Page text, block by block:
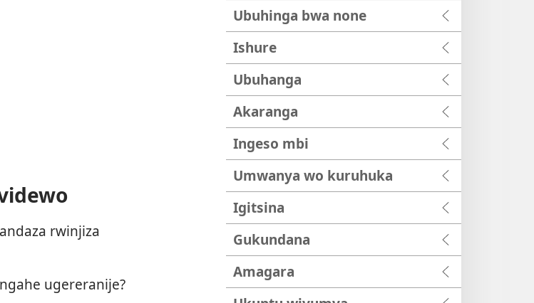
rwinjiza
ugereranije?
Ubuhinga bwa none
Ishure
Ubuhanga
Akaranga
Ingeso mbi
Umwanya wo kuruhuka
Igitsina
Gukundana
Amagara